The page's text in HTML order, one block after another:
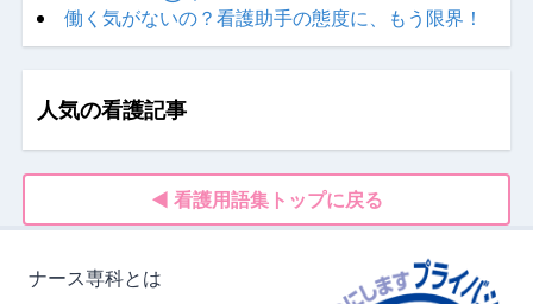
働く気がないの？看護助手の態度に、もう限界！
人気の看護記事
◀ 看護用語集トップに戻る
ナース専科とは